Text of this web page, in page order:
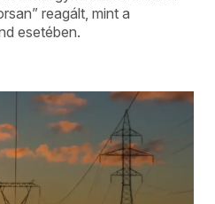
reagált, mint a
esetében.